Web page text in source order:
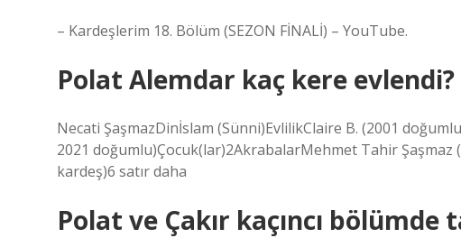
– Kardeşlerim 18. Bölüm (SEZON FİNALİ) – YouTube.
Polat Alemdar kaç kere evlendi?
Necati ŞaşmazDinİslam (Sünni)EvlilikClaire B. (2001
2021 doğumlu)Çocuk(lar)2AkrabalarMehmet Tahir Şaşmaz
kardeş)6 satır daha
Polat ve Çakır kaçıncı bölümde